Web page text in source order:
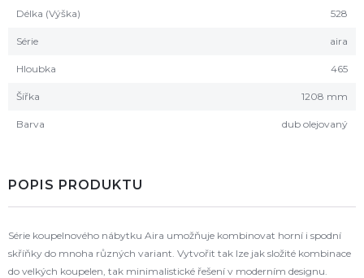
Délka (Výška) 528
Série aira
Hloubka 465
Šířka 1208 mm
Barva dub olejovaný
POPIS PRODUKTU
Série koupelnového nábytku Aira umožňuje kombinovat horní i spodní
skříňky do mnoha různých variant. Vytvořit tak lze jak složité kombinace
do velkých koupelen, tak minimalistické řešení v moderním designu.